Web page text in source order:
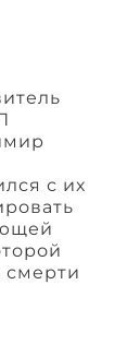
с их
смерти